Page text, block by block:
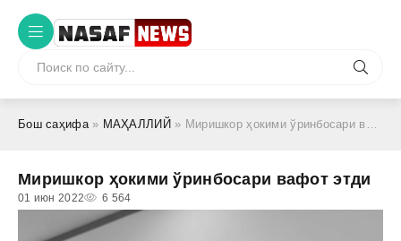
Бош саҳифа» МАҲАЛЛИЙ » Миришкор ҳокими ўринбосари вафот этди
Миришкор ҳокими ўринбосари вафот этди
01 июн 2022 6 564